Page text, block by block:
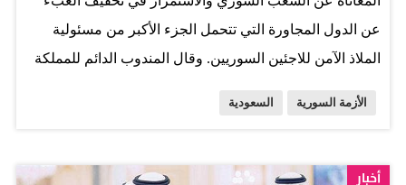
الدستور وتنظيم انتخابات»، على أن «يشارك فيها جميع
السوريين بمن فيهم السوريون المغتربون المؤهلون
للتصويت».…
عن الدول المجاورة التي تتحمل الجزء الأكبر من مسئولية
الملاذ الآمن للاجئين السوريين. وقال المندوب الدائم للمملكة
العربية السعودية تعد من أوائل الدول التي أسهمت في تخفيف
الأزمة السورية السعودية
أخبار